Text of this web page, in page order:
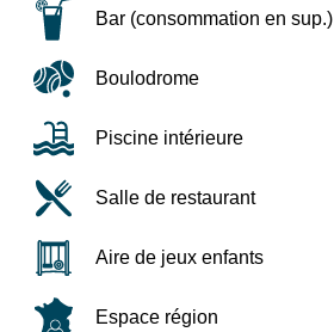
10%
remise
sur
séjours
quinzaine
remise
sur
Bar (consommation en sup.)
Boulodrome
Piscine intérieure
Salle de restaurant
Aire de jeux enfants
Espace région
contact-
RGPD@vtf-
vacances.com.
Plus
sur
notre
politique
de
sur
la
page
mentions